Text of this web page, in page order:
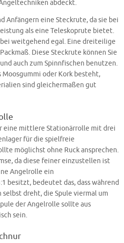
abdeckt.
Anfängern eine Steckrute, da sie bei
als eine Teleskoprute bietet.
weitgehend egal. Eine dreiteilige
Diese Steckrute können Sie
auch zum Spinnfischen benutzen.
oder Kork besteht,
sind gleichermaßen gut
eine mittlere Stationärrolle mit drei
für die spielfreie
möglichst ohne Ruck ansprechen.
da diese feiner einzustellen ist
Angelrolle ein
besitzt, bedeutet das, dass während
dreht, die Spule viermal um
der Angelrolle sollte aus
sein.